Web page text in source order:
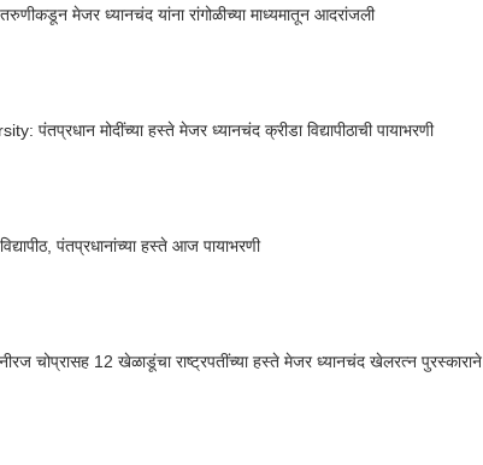
तरुणीकडून मेजर ध्यानचंद यांना रांगोळीच्या माध्यमातून आदरांजली
मोदींच्या हस्ते मेजर ध्यानचंद क्रीडा विद्यापीठाची पायाभरणी
पंतप्रधानांच्या हस्ते आज पायाभरणी
चोप्रासह 12 खेळाडूंचा राष्ट्रपतींच्या हस्ते मेजर ध्यानचंद खेलरत्न पुरस्काराने